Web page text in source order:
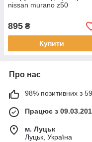
nissan murano z50
895 ₴
Купити
Про нас
98% позитивних з 59
Працює з
м. Луцьк
Луцьк, Україна